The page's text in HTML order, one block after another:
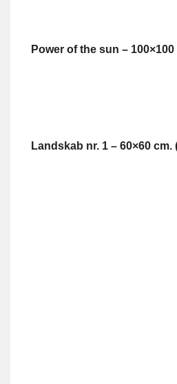
Power of the sun – 100×100
Landskab nr. 1 – 60×60